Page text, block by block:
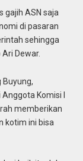
gajih ASN saja
di pasaran
sehingga
Dewar.
Buyung,
Komisi I
memberikan
kotim ini bisa